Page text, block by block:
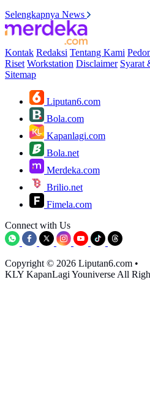
Selengkapnya News
Kontak Redaksi Tentang Kami
Riset Workstation Disclaimer Syarat
Sitemap
Liputan6.com
Bola.com
Kapanlagi.com
Bola.net
Merdeka.com
Brilio.net
Fimela.com
Connect with Us
Copyright © 2026 Liputan6.com •
KLY KapanLagi Youniverse All